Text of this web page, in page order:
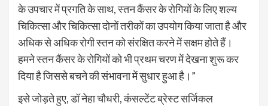
के उपचार में प्रगति के साथ, स्तन कैंसर के रोगियों के लिए शल्य
चिकित्सा और चिकित्सा दोनों तरीकों का उपयोग किया जाता है और
अधिक से अधिक रोगी स्तन को संरक्षित करने में सक्षम होते हैं।
हमने स्तन कैंसर के रोगियों को भी प्रथम चरण में देखना शुरू कर
दिया है जिससे बचने की संभावना में सुधार हुआ है।”
इसे जोड़ते हुए, डॉ नेहा चौधरी, कंसल्टेंट ब्रेस्ट सर्जिकल